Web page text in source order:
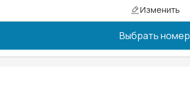
Изменить
Выбрать номер